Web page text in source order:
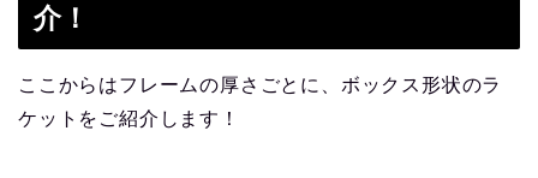
介！
ここからはフレームの厚さごとに、ボックス形状のラ
ケットをご紹介します！